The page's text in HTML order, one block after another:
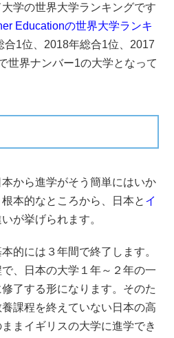
学の世界大学ランキングです
Educationの世界大学ランキ
合1位、2018年総合1位、2017
世界ナンバー1の大学となって
から進学がそう簡単にはいか
本的なところから、日本と イ
が挙げられます。
的には３年間で終了します。
、日本の大学１年～２年の一
了する形になります。そのた
課程を終えていない日本の高
まイギリスの大学に進学でき